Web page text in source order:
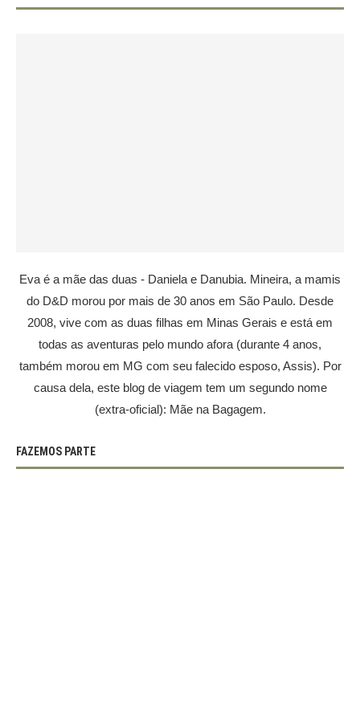
Eva é a mãe das duas - Daniela e Danubia. Mineira, a mamis
do D&D morou por mais de 30 anos em São Paulo. Desde
2008, vive com as duas filhas em Minas Gerais e está em
todas as aventuras pelo mundo afora (durante 4 anos,
também morou em MG com seu falecido esposo, Assis). Por
causa dela, este blog de viagem tem um segundo nome
(extra-oficial): Mãe na Bagagem.
FAZEMOS PARTE